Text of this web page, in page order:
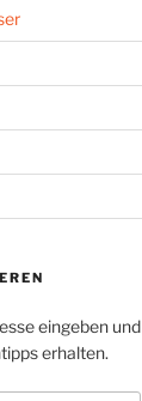
eingeben und
erhalten.